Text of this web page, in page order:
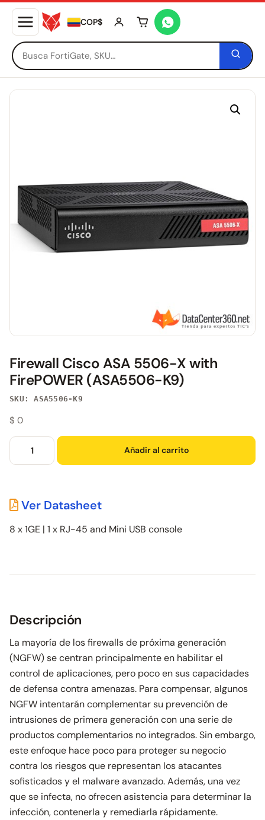
COP$ Tu carrito está vacío
Firewall Cisco ASA 5506-X with
FirePOWER (ASA5506-K9)
SKU: ASA5506-K9
$ 0
Añadir al carrito
Ver Datasheet
8 x 1GE | 1 x RJ-45 and Mini USB console
Descripción
La mayoría de los firewalls de próxima generación
(NGFW) se centran principalmente en habilitar el
control de aplicaciones, pero poco en sus capacidades
de defensa contra amenazas. Para compensar, algunos
NGFW intentarán complementar su prevención de
intrusiones de primera generación con una serie de
productos complementarios no integrados. Sin embargo,
este enfoque hace poco para proteger su negocio
contra los riesgos que representan los atacantes
sofisticados y el malware avanzado. Además, una vez
que se infecta, no ofrecen asistencia para determinar la
infección, contenerla y remediarla rápidamente.